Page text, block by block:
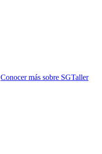
Conocer más sobre SGTaller